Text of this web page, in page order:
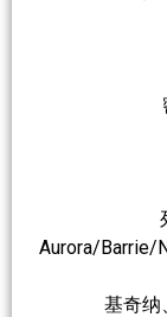
Aurora/Barrie/
基奇纳